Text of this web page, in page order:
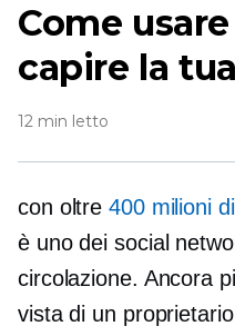
Come
capire la
12 min letto
con oltre400 milioni
è uno dei social
circolazione. Ancora
vista di un